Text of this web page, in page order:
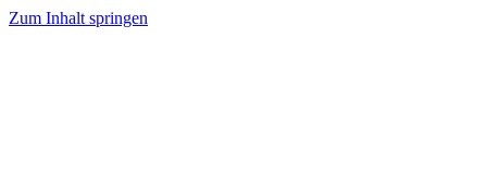
Zum Inhalt springen